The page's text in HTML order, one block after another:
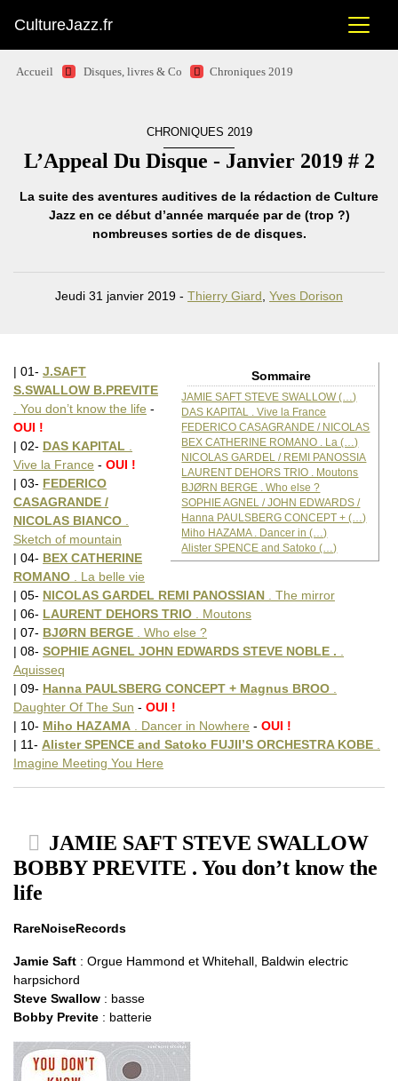
CultureJazz.fr
Accueil Disques, livres & Co Chroniques 2019
CHRONIQUES 2019
L’Appeal Du Disque - Janvier 2019 # 2
La suite des aventures auditives de la rédaction de Culture
Jazz en ce début d’année marquée par de (trop ?)
nombreuses sorties de de disques.
Jeudi 31 janvier 2019 - Thierry Giard Yves Dorison
Sommaire
JAMIE SAFT STEVE SWALLOW (…)
DAS KAPITAL . Vive la France
FEDERICO CASAGRANDE / NICOLAS
BEX CATHERINE ROMANO . La (…)
NICOLAS GARDEL / REMI PANOSSIA
LAURENT DEHORS TRIO . Moutons
BJØRN BERGE . Who else ?
SOPHIE AGNEL / JOHN EDWARDS /
Hanna PAULSBERG CONCEPT + (…)
Miho HAZAMA . Dancer in (…)
Alister SPENCE and Satoko (…)
| 01- J.SAFT
S.SWALLOW B.PREVITE
. You don’t know the life -
OUI !
| 02- DAS KAPITAL
Vive la France - OUI !
| 03- FEDERICO
CASAGRANDE /
NICOLAS BIANCO
Sketch of mountain
| 04- BEX CATHERINE
ROMANO . La belle vie
| 05- NICOLAS GARDEL REMI PANOSSIAN . The mirror
| 06- LAURENT DEHORS TRIO . Moutons
| 07- BJØRN BERGE . Who else ?
| 08- SOPHIE AGNEL JOHN EDWARDS STEVE NOBLE .
Aquisseq
| 09- Hanna PAULSBERG CONCEPT + Magnus BROO
Daughter Of The Sun - OUI !
| 10- Miho HAZAMA . Dancer in Nowhere - OUI !
| 11- Alister SPENCE and Satoko FUJII’S ORCHESTRA KOBE
Imagine Meeting You Here
JAMIE SAFT STEVE SWALLOW
BOBBY PREVITE . You don’t know the
life
RareNoiseRecords
Jamie Saft : Orgue Hammond et Whitehall, Baldwin electric
harpsichord
Steve Swallow : basse
Bobby Previte : batterie